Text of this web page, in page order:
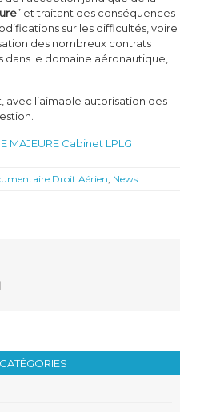
” et traitant des conséquences
sur les difficultés, voire
des nombreux contrats
le domaine aéronautique,
avec l’aimable autorisation des
MAJEURE Cabinet LPLG
Droit Aérien, News
Email
CATÉGORIES